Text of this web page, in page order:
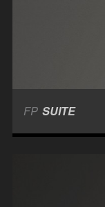
FP SUITE